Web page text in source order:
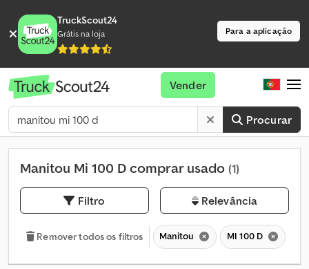
TruckScout24
Grátis na loja Para a aplicação
Procurar
Vender
Manitou Mi 100 D comprar usado (1)
Filtro Relevância
Remover todos os filtros Manitou MI 100 D